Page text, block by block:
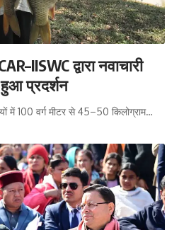
द्वारा नवाचारी
हुआ प्रदर्शन
में 100 वर्ग मीटर से 45–50 किलोग्राम…